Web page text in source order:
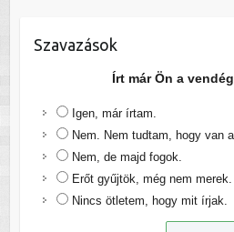
Szavazások
Írt már Ön a
Igen, már írtam.
Nem. Nem tudtam, hogy van
Nem, de majd fogok.
Erőt gyűjtök, még nem merek.
Nincs ötletem, hogy mit írjak.